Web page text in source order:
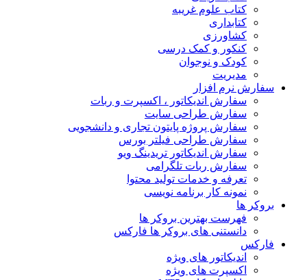
کتاب علوم غریبه
کتابداری
کشاورزی
کنکور و کمک‌ درسی
کودک و نوجوان
مدیریت
سفارش نرم افزار
سفارش اندیکاتور ، اکسپرت و ربات
سفارش طراحی سایت
سفارش پروژه پایتون تجاری و دانشجویی
سفارش طراحی فیلتر بورس
سفارش اندیکاتور تریدینگ ویو
سفارش ربات تلگرامی
تعرفه و خدمات تولید محتوا
نمونه کار برنامه نویسی
بروکر ها
فهرست بهترین بروکر ها
دانستنی های بروکر ها فارکس
فارکس
اندیکاتور های ویژه
اکسپرت های ویژه